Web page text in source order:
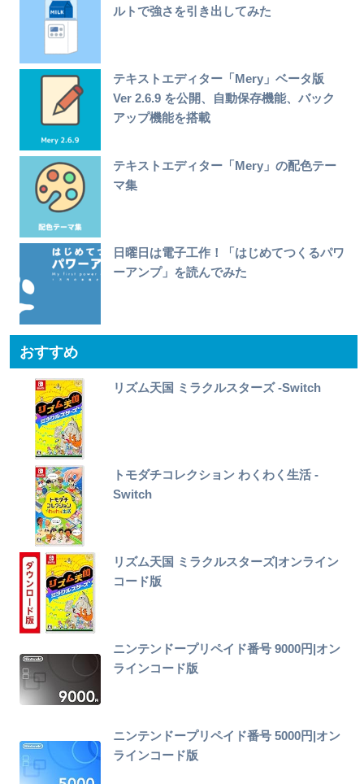
ルトで強さを引き出してみた
テキストエディター「Mery」ベータ版
Ver 2.6.9 を公開、自動保存機能、バック
アップ機能を搭載
テキストエディター「Mery」の配色テー
マ集
日曜日は電子工作！「はじめてつくるパワ
ーアンプ」を読んでみた
おすすめ
リズム天国 ミラクルスターズ -Switch
トモダチコレクション わくわく生活 -
Switch
リズム天国 ミラクルスターズ|オンライン
コード版
ニンテンドープリペイド番号 9000円|オン
ラインコード版
ニンテンドープリペイド番号 5000円|オン
ラインコード版